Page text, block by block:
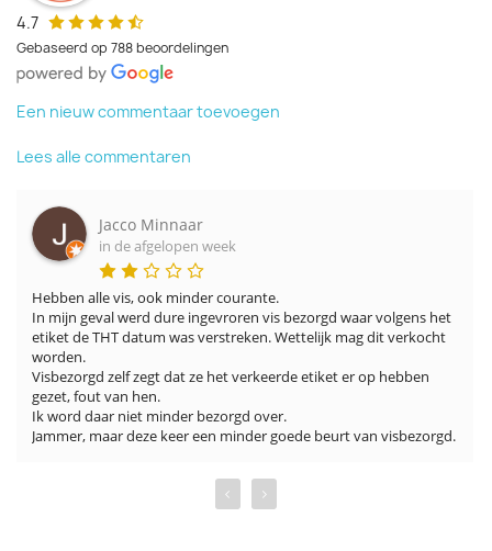
4.7
Gebaseerd op 788 beoordelingen
Een nieuw commentaar toevoegen
Lees alle commentaren
Jacco Minnaar
in de afgelopen week
Hebben alle vis, ook minder courante.
In mijn geval werd dure ingevroren vis bezorgd waar volgens het
etiket de THT datum was verstreken. Wettelijk mag dit verkocht
worden.
Visbezorgd zelf zegt dat ze het verkeerde etiket er op hebben
gezet, fout van hen.
Ik word daar niet minder bezorgd over.
Jammer, maar deze keer een minder goede beurt van visbezorgd.
‹ ›